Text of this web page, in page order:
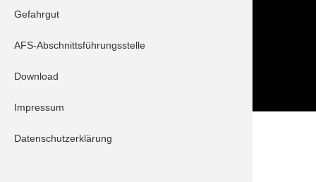
Folge uns auch auf
Gefahrgut
AFS-Abschnittsführungsstelle
Download
Impressum
Datenschutzerklärung